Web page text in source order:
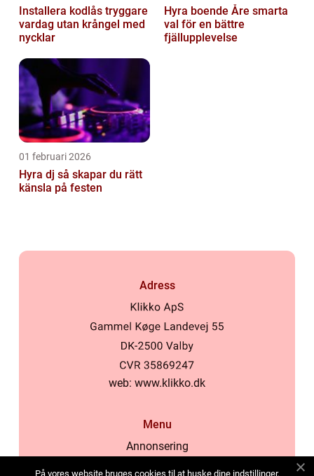
Installera kodlås tryggare
vardag utan krångel med
nycklar
Hyra boende Åre smarta
val för en bättre
fjällupplevelse
01 februari 2026
Hyra dj så skapar du rätt
känsla på festen
Adress
web: www.klikko.dk
Menu
Annonsering
På vores website bruges cookies til at huske dine indstillinger,